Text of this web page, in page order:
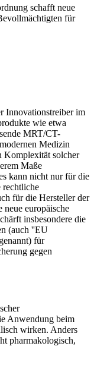
schafft neue
für
Innovationstreiber im
wie etwa
MRT/CT-
Medizin
Komplexität solcher
Maße
kann nicht nur für die
rechtliche
für die Hersteller der
europäische
insbesondere die
(auch ''EU
für
gegen
Anwendung beim
wirken. Anders
pharmakologisch,